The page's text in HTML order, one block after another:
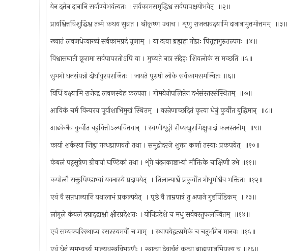
येन दत्तेन दानानि सर्वाण्येभवंत्यतः । सर्वकामसमृद्धिश्व सर्वपापक्षयोभवेत् ‍ ॥२॥
प्रायश्वित्तविशुद्धिश्व तन्मे कथय सुव्रत । श्रीकृष्ण उवाच । शृणु राजन्प्रवक्ष्यामि दानानामुत्तमोत्तमम् ‍ ॥३॥
ख्यातं लवणधेन्वाख्यं सर्वकामप्रदं नृणाम् ‍ । या दत्वा ब्रह्महा गोघ्नः पितृहागुरुतल्पगः ॥४॥
विश्वासघाती क्रूरामा सर्वपापरतोऽपि वा । मुच्यते नात्र संदेहः शिवलोकं स मच्छति ॥५॥
सुभगो धनसंपन्नो दीर्घायुरपराजितः । जायते पुरुषो लोके सर्वकामसमन्वितः ॥६॥
विधिं वक्ष्यामि राजेन्द्र लवणस्येह कल्पना । गोमयेनोपलिप्तेन दर्भसंस्तरसंस्थितम् ‍ ॥७॥
आविकं चर्म विन्यरय पूर्वाशाभिमुखं स्थितम् ‍ । वस्त्रेणाच्छदितं कृत्वा धेनुं कुर्वीत बुद्धिमान् ‍ ॥८॥
आढकेनैव कुर्वीत बहुवित्तोऽल्पवित्तवान् ‍ । स्वणीशृङ्गी रौप्यखुरामिक्षुपादां फलस्तनीम् ‍ ॥९॥
कार्या शर्करया जिह्रा गन्धघ्राणवती तथा । समुद्रोदरजे शुक्ता कर्णा तस्याः प्रकपयेत् ‍ ॥१०॥
कंबलं पट्टसूत्रेण ग्रीवायां घण्टिकां तथा । शृंगे चंदनकाष्ठाभ्यां मौक्तिके चाक्षिणी उभे ॥११॥
कपोलौ सक्तुपिण्डाभ्यां यवनास्ये प्रदापयेत् ‍ । तिलान्पार्श्वे प्रकुर्वीत गोधूमांश्वैव भक्तितः ॥१२॥
एवं वै सप्तधान्यानि यथालाभं प्रकल्पयेत् ‍ । पृष्ठे वै ताम्रपात्रं तु अपाने गुडपिंडिकम् ‍ ॥१३॥
लांगूले कंबलं दद्याद्‌‌द्राक्षां क्षीरप्रदेशतः । योनिप्रदेशे च मधु सर्ववस्तुफलन्वितम् ‍ ॥१४॥
एवं सम्यक्परिस्थाप्य रसरस्यमयीं च गाम् ‍ । स्थापयेद्वत्समेकं च चतुर्भागेन मानवः ॥१५॥